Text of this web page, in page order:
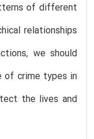
of different
relationships
we should
of crime types in
the lives and